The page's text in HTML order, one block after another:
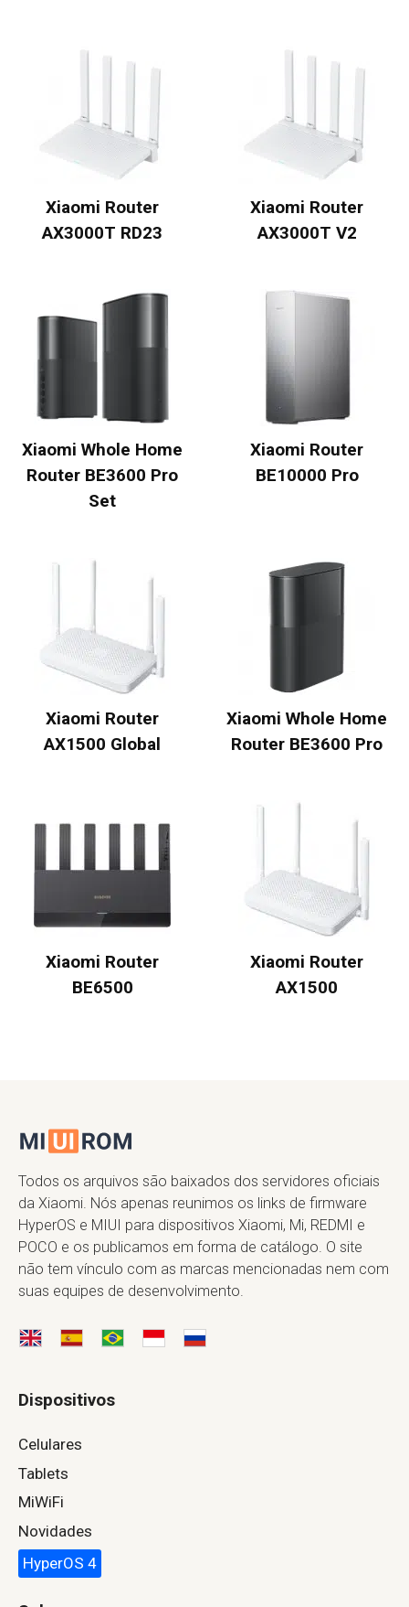
Xiaomi Router
AX3000T RD23
Xiaomi Router
AX3000T V2
Xiaomi Whole Home
Router BE3600 Pro
Set
Xiaomi Router
BE10000 Pro
Xiaomi Router
AX1500 Global
Xiaomi Whole Home
Router BE3600 Pro
Xiaomi Router
BE6500
Xiaomi Router
AX1500
Todos os arquivos são baixados dos servidores oficiais
da Xiaomi. Nós apenas reunimos os links de firmware
HyperOS e MIUI para dispositivos Xiaomi, Mi, REDMI e
POCO e os publicamos em forma de catálogo. O site
não tem vínculo com as marcas mencionadas nem com
suas equipes de desenvolvimento.
Dispositivos
Celulares
Tablets
MiWiFi
Novidades
HyperOS 4